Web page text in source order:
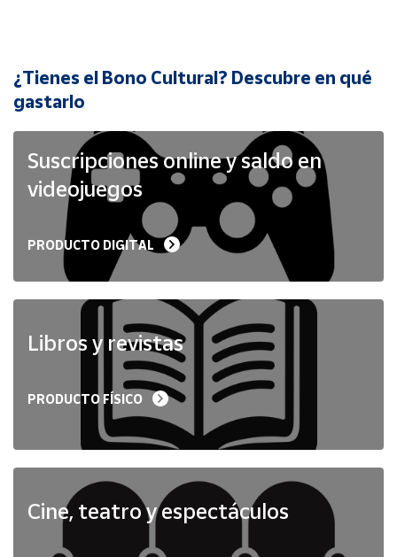
Cuenta
Ubicación
Península
Baleares
Melilla
¿Tienes el Bono Cultural? Descubre en qué
gastarlo
Suscripciones online y saldo en
videojuegos
PRODUCTO DIGITAL
Libros y revistas
PRODUCTO FÍSICO
Cine, teatro y espectáculos